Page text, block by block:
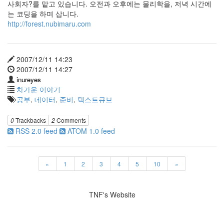
사회자?를 맡고 있습니다. 오전과 오후에는 물리학을, 저녁 시간에
는 코딩을 하며 삽니다.
http://forest.nubimaru.com
2007/12/11 14:23
2007/12/11 14:27
inureyes
차가운 이야기
공부, 데이터, 준비, 텍스트큐브
0Trackbacks 2Comments
RSS 2.0 feed ATOM 1.0 feed
« 1 2 3 4 5 10 »
이
지
태
툴
주
꽃
항
경
험
질
문
TNF's Website